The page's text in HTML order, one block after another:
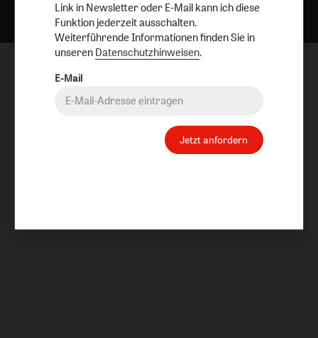
Link in Newsletter oder E-Mail kann ich diese
Funktion jederzeit ausschalten.
Weiterführende Informationen finden Sie in
unseren Datenschutzhinweisen.
E-Mail
Jetzt anfordern